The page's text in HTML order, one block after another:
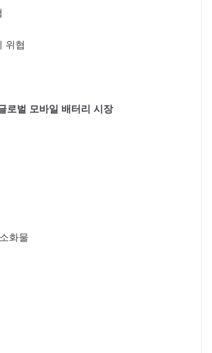
위협
로벌 모바일 배터리 시장
화물